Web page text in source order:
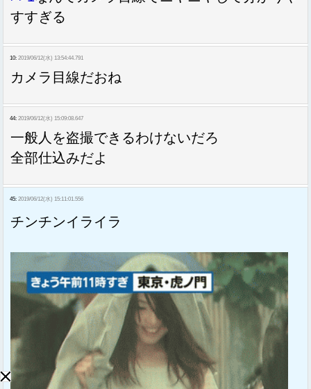
すすぎる
10: 2019/06/12(水) 13:54:44.791
カメラ目線だおね
44: 2019/06/12(水) 15:09:08.647
一般人を盗撮できるわけないだろ
全部仕込みだよ
45: 2019/06/12(水) 15:11:01.556
チンチンイライラ